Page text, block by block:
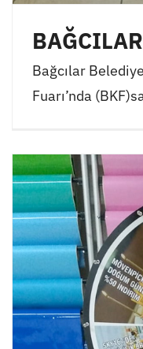
Bağcılar
Fuarı’nda